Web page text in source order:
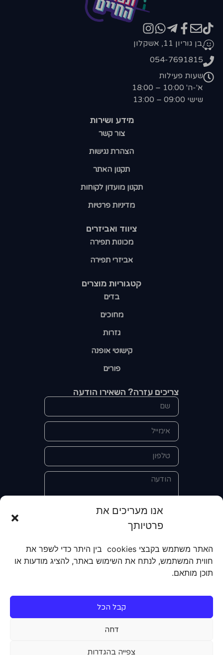
אנו מעריכים את
פרטיותך
האתר משתמש בקבצי cookies בין היתר כדי לשפר את
חווית המשתמש, לנתח את השימוש באתר, להציג מודעות או
תוכן מותאם.
קבל הכל
דחה
צפייה בהגדרות
קטגוריות מוצרים​
בדים
מחוכים
גזרות
קישוטי אופנה
פורים
ציווד ואביזרים
מכונות תפירה
אביזרי תפירה
מידע ושירות
צור קשר
הצהרת נגישות
תקנון האתר
תקנון מועדון לקוחות
מדיניות פרטיות
בן גוריון 11, אשקלון
054-7691815
שעות פעילות
א'-ה' 10:00 – 18:00
שישי 09:00 – 13:00
צריכים עזרה? השאירו הודעה
אני מאשר/ת את מסירת הפרטים
קבלת מידע על מוצרים, שירותים, מועדון
לקוחות. אני מודע/ת שאוכל לבטל את
הרישום שלי בכל עת ושעל מסירת הפרטים